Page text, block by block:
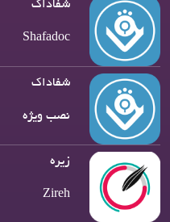
شفاداک
Shafadoc
شفاداک
نصب ویژه
زیره
Zireh